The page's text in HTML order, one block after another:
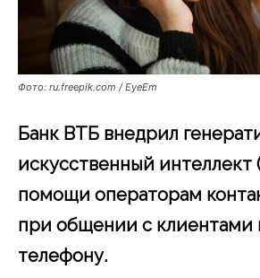
Фото: ru.freepik.com / EyeEm
Банк ВТБ внедрил
искусственный интеллект
помощи операторам
при общении с клиентами
телефону.